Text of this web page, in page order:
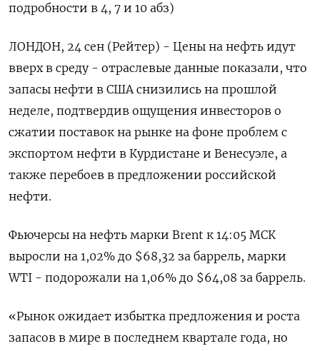
подробности в 4, 7 и 10 абз)
ЛОНДОН, 24 сен (Рейтер) - Цены на нефть идут
вверх в среду - отраслевые данные показали, что
запасы нефти в США снизились на прошлой
неделе, подтвердив ощущения инвесторов о
сжатии поставок на рынке на фоне проблем с
экспортом нефти в Курдистане и Венесуэле, а
также перебоев в предложении российской
нефти.
Фьючерсы на нефть марки Brent к 14:05 МСК
выросли на 1,02% до $68,32 за баррель, марки
WTI - подорожали на 1,06% до $64,08 за баррель.
«Рынок ожидает избытка предложения и роста
запасов в мире в последнем квартале года, но